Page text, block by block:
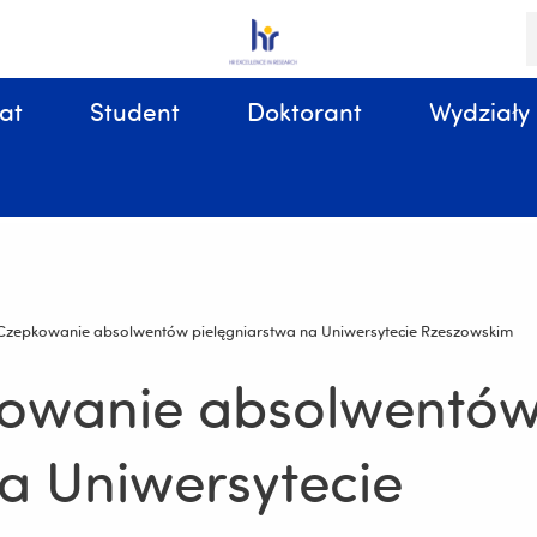
Student Doktorant Wydziały
absolwentów pielęgniarstwa na Uniwersytecie Rzeszowskim
Uniwersytecie